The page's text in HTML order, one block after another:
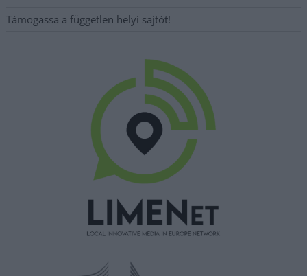
Támogassa a független helyi sajtót!